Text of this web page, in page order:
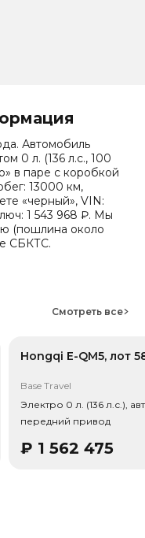
Автомобиль
0 л. (136 л.с., 100
в паре с коробкой
13000 км,
«черный», VIN:
1 543 968 ₽. Мы
(пошлина около
СБКТС.
расчет
сейчас авто стоит
Смотреть все
Base Travel
Электро 0 л. (136 л.с.),
передний привод
₽ 1 562 475